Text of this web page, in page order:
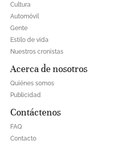
Cultura
Automóvil
Gente
Estilo de vida
Nuestros cronistas
Acerca de nosotros
Quiénes somos
Publicidad
Contáctenos
FAQ
Contacto